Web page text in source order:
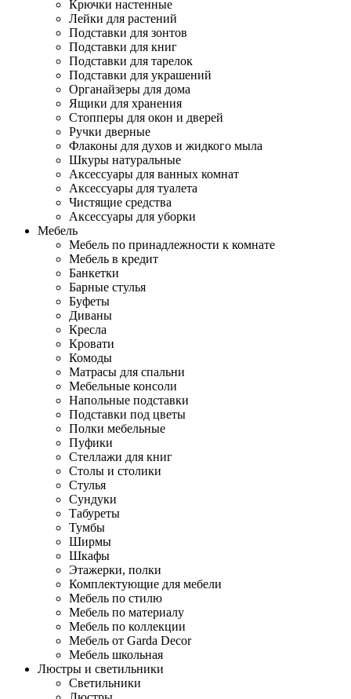
Крючки настенные
Лейки для растений
Подставки для зонтов
Подставки для книг
Подставки для тарелок
Подставки для украшений
Органайзеры для дома
Ящики для хранения
Стопперы для окон и дверей
Ручки дверные
Флаконы для духов и жидкого мыла
Шкуры натуральные
Аксессуары для ванных комнат
Аксессуары для туалета
Чистящие средства
Аксессуары для уборки
Мебель
Мебель по принадлежности к комнате
Мебель в кредит
Банкетки
Барные стулья
Буфеты
Диваны
Кресла
Кровати
Комоды
Матрасы для спальни
Мебельные консоли
Напольные подставки
Подставки под цветы
Полки мебельные
Пуфики
Стеллажи для книг
Столы и столики
Стулья
Сундуки
Табуреты
Тумбы
Ширмы
Шкафы
Этажерки, полки
Комплектующие для мебели
Мебель по стилю
Мебель по материалу
Мебель по коллекции
Мебель от Garda Decor
Мебель школьная
Люстры и светильники
Светильники